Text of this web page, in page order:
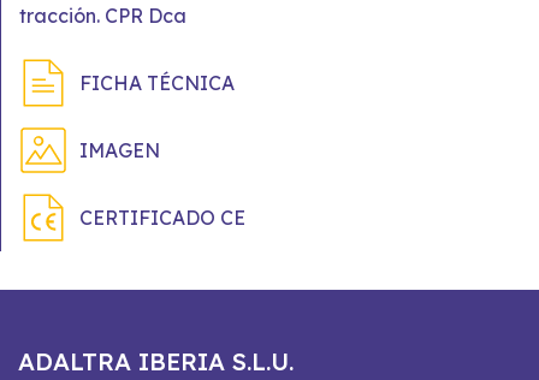
tracción. CPR Dca
FICHA TÉCNICA
IMAGEN
CERTIFICADO CE
ADALTRA IBERIA S.L.U.